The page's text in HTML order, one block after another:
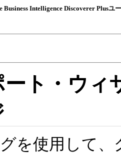
Intelligence Discoverer Plusユ
ート・ウ
を使用して